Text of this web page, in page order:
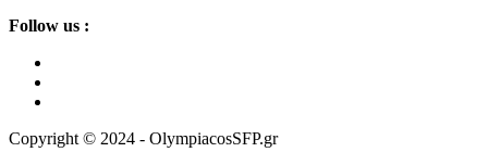
Follow us :
Copyright © 2024 - OlympiacosSFP.gr